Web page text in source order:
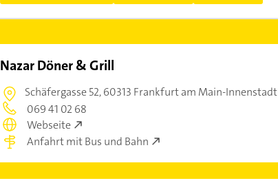
Nazar Döner & Grill
Schäfergasse 52,60313 Frankfurt am Main-Innenstadt
069 41 02 68
Webseite
Anfahrt mit Bus und Bahn